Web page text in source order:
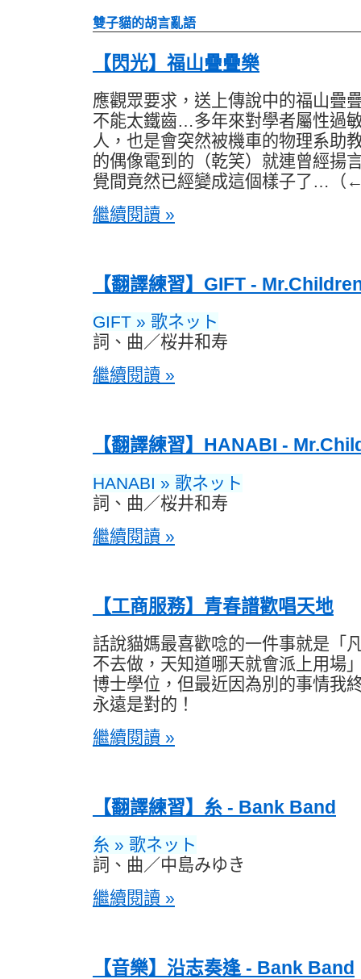
雙子貓的胡言亂語
【閃光】福山疊疊樂
應觀眾要求，送上傳說中的福山疊
不能太鐵齒…多年來對學者屬性過
人，也是會突然被機車的物理系助
的偶像電到的（乾笑）就連曾經揚
覺間竟然已經變成這個樣子了…（
繼續閱讀 »
【翻譯練習】GIFT -
GIFT » 歌ネット
詞、曲／桜井和寿
繼續閱讀 »
【翻譯練習】HANABI -
HANABI » 歌ネット
詞、曲／桜井和寿
繼續閱讀 »
【工商服務】青春譜歡唱天地
話說貓媽最喜歡唸的一件事就是「
不去做，天知道哪天就會派上用場
博士學位，但最近因為別的事情我
永遠是對的！
繼續閱讀 »
【翻譯練習】糸 - Bank Band
糸 » 歌ネット
詞、曲／中島みゆき
繼續閱讀 »
【音樂】沿志奏逢 - Bank Band